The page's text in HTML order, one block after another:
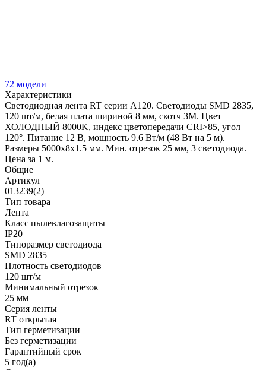
72 модели
Характеристики
Светодиодная лента RT серии A120. Светодиоды SMD 2835,
120 шт/м, белая плата шириной 8 мм, скотч 3M. Цвет
ХОЛОДНЫЙ 8000K, индекс цветопередачи CRI>85, угол
120°. Питание 12 В, мощность 9.6 Вт/м (48 Вт на 5 м).
Размеры 5000x8x1.5 мм. Мин. отрезок 25 мм, 3 светодиода.
Цена за 1 м.
Общие
Артикул
013239(2)
Тип товара
Лента
Класс пылевлагозащиты
IP20
Типоразмер светодиода
SMD 2835
Плотность светодиодов
120 шт/м
Минимальный отрезок
25 мм
Серия ленты
RT открытая
Тип герметизации
Без герметизации
Гарантийный срок
5 год(а)